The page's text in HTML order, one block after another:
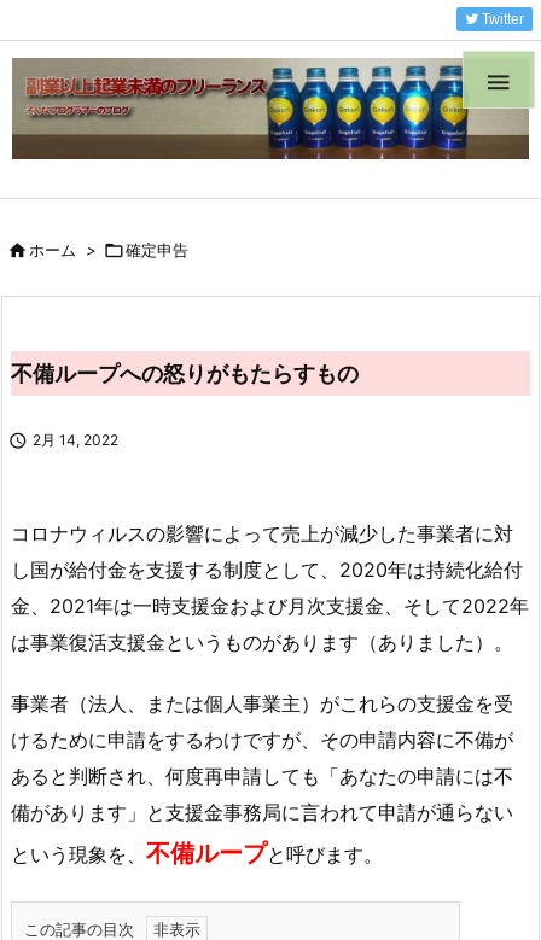

Twitter
ホーム > 確定申告
不備ループへの怒りがもたらすもの
 2月 14, 2022
コロナウィルスの影響によって売上が減少した事業者に対
し国が給付金を支援する制度として、2020年は持続化給付
金、2021年は一時支援金および月次支援金、そして2022年
は事業復活支援金というものがあります（ありました）。
事業者（法人、または個人事業主）がこれらの支援金を受
けるために申請をするわけですが、その申請内容に不備が
あると判断され、何度再申請しても「あなたの申請には不
備があります」と支援金事務局に言われて申請が通らない
という現象を、 不備ループと呼びます。
この記事の目次